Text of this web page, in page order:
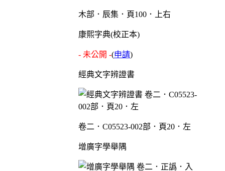
木部．辰集．頁100．上右
康熙字典(校正本)
- 未公開 -(申請)
經典文字辨證書
卷二．C05523-002部．頁20．左
增廣字學舉隅